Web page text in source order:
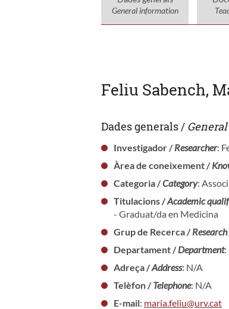
General information
Feliu Sabench,
Dades generals /
Investigador /Researcher:
Àrea de coneixement /
Categoria /Category:
Titulacions /Academic
- Graduat/da en Medicina
Grup de Recerca /
Departament /Department:
Adreça /Address: N/A
Telèfon /Telephone: N/A
E-mail: maria.feliu@urv.cat